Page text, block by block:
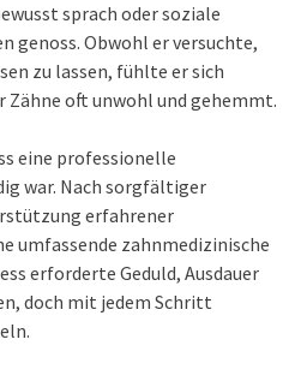
sprach oder soziale
genoss. Obwohl er versuchte,
zu lassen, fühlte er sich
Zähne oft unwohl und gehemmt.
eine professionelle
war. Nach sorgfältiger
erfahrener
umfassende zahnmedizinische
erforderte Geduld, Ausdauer
doch mit jedem Schritt